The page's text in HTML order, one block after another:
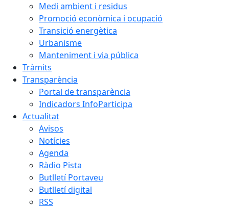
Medi ambient i residus
Promoció econòmica i ocupació
Transició energètica
Urbanisme
Manteniment i via pública
Tràmits
Transparència
Portal de transparència
Indicadors InfoParticipa
Actualitat
Avisos
Notícies
Agenda
Ràdio Pista
Butlletí Portaveu
Butlletí digital
RSS